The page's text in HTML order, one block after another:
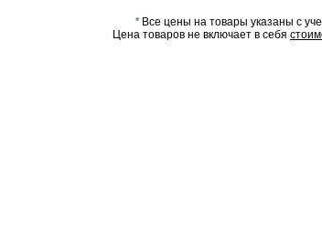
* Все цены на товары указаны с
Цена товаров не включает в себя